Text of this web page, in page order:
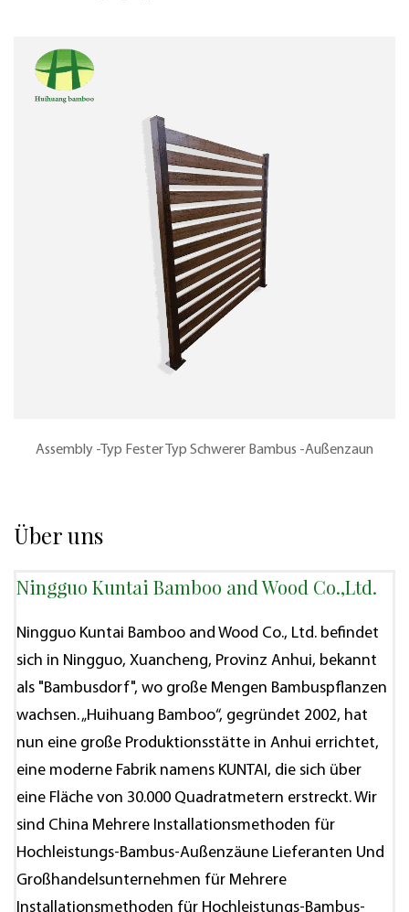
Assembly -Typ Fester Typ Schwerer Bambus -Außenzaun
Über uns
Ningguo Kuntai Bamboo and Wood Co.,Ltd.
Ningguo Kuntai Bamboo and Wood Co., Ltd. befindet
sich in Ningguo, Xuancheng, Provinz Anhui, bekannt
als "Bambusdorf", wo große Mengen Bambuspflanzen
wachsen. „Huihuang Bamboo“, gegründet 2002, hat
nun eine große Produktionsstätte in Anhui errichtet,
eine moderne Fabrik namens KUNTAI, die sich über
eine Fläche von 30.000 Quadratmetern erstreckt. Wir
sind China Mehrere Installationsmethoden für
Hochleistungs-Bambus-Außenzäune Lieferanten Und
Großhandelsunternehmen für Mehrere
Installationsmethoden für Hochleistungs-Bambus-